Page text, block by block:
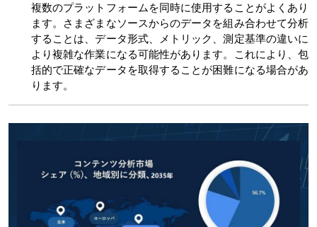
複数のプラットフォームを同時に使用することがよくあり
ます。さまざまなソースからのデータを組み合わせて分析
することは、データ形式、メトリック、測定基準の違いに
より複雑な作業になる可能性があります。これにより、包
括的で正確なデータを取得することが困難になる場合があ
ります。